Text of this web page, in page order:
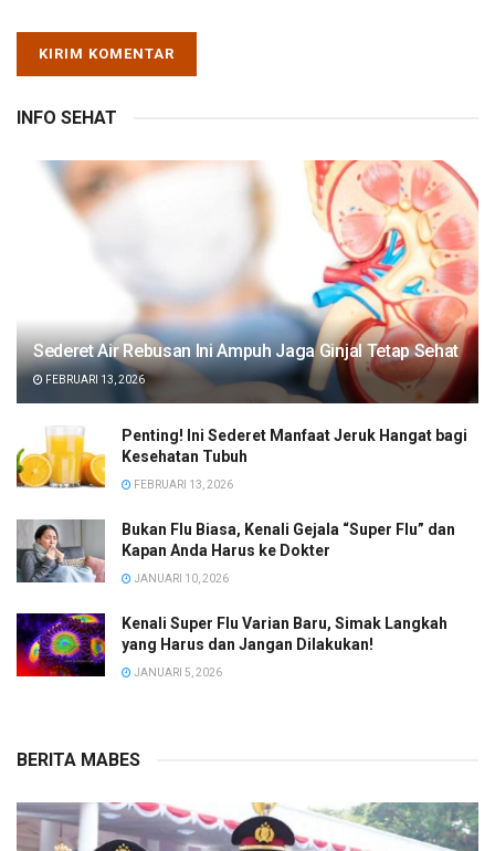
INFO SEHAT
Sederet Air Rebusan Ini Ampuh Jaga Ginjal Tetap Sehat
FEBRUARI 13, 2026
Penting! Ini Sederet Manfaat Jeruk Hangat bagi
Kesehatan Tubuh
FEBRUARI 13, 2026
Bukan Flu Biasa, Kenali Gejala “Super Flu” dan
Kapan Anda Harus ke Dokter
JANUARI 10, 2026
Kenali Super Flu Varian Baru, Simak Langkah
yang Harus dan Jangan Dilakukan!
JANUARI 5, 2026
BERITA MABES